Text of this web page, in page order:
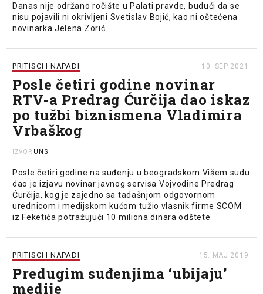
Danas nije održano ročište u Palati pravde, budući da se
nisu pojavili ni okrivljeni Svetislav Bojić, kao ni oštećena
novinarka Jelena Zorić.
PRITISCI I NAPADI 10. SEP 2021.
Posle četiri godine novinar
RTV-a Predrag Ćurčija dao iskaz
po tužbi biznismena Vladimira
Vrbaškog
IZVOR UNS
Posle četiri godine na suđenju u beogradskom Višem sudu
dao je izjavu novinar javnog servisa Vojvodine Predrag
Ćurčija, kog je zajedno sa tadašnjom odgovornom
urednicom i medijskom kućom tužio vlasnik firme SCOM
iz Feketića potražujući 10 miliona dinara odštete
PRITISCI I NAPADI 15. MAJ 2019.
Predugim suđenjima ‘ubijaju’
medije